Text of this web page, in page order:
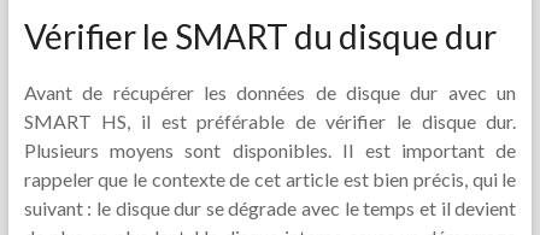
Vérifier le SMART du disque dur
Avant de récupérer les données de disque dur avec un
SMART HS, il est préférable de vérifier le disque dur.
Plusieurs moyens sont disponibles. Il est important de
rappeler que le contexte de cet article est bien précis, qui le
suivant : le disque dur se dégrade avec le temps et il devient